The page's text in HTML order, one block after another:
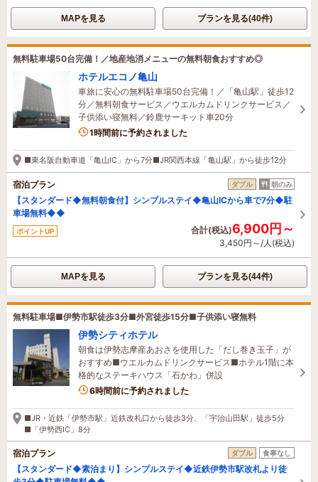
MAPを見る プランを見る(40件)
無料駐車場50台完備！／地産地消メニューの無料朝食おすすめ◎
ホテルエコノ亀山
車旅に安心の無料駐車場50台完備！／「亀山駅」徒歩12
分／無料朝食サービス／ウエルカムドリンクサービス／
子供添い寝無料／鈴鹿サーキット車20分
4名がこの宿を見ています
1時間前に予約されました
■東名阪自動車道「亀山IC」から7分■JR関西本線「亀山駅」から徒歩12分
宿泊プラン ダブル 朝のみ
【スタンダード◆無料朝食付】シンプルステイ◆亀山ICから車で7分◆駐
車場無料◆◆
ポイントUP 合計(税込)6,900円～
3,450円～/人(税込)
MAPを見る プランを見る(44件)
無料駐車場■伊勢市駅徒歩3分■外宮徒歩15分■子供添い寝無料
伊勢シティホテル
朝食は伊勢志摩産あおさを使用した「だし巻き玉子」が
おすすめ■ウエルカムドリンクサービス■ホテル1階に本
格的なステーキハウス「石かわ」併設
2名がこの宿を見ています
6時間前に予約されました
■JR・近鉄「伊勢市駅」近鉄改札口から徒歩3分、「宇治山田駅」徒歩5分
■「伊勢西IC」8分
宿泊プラン ダブル 食事なし
【スタンダード◆素泊まり】シンプルステイ◆近鉄伊勢市駅改札より徒